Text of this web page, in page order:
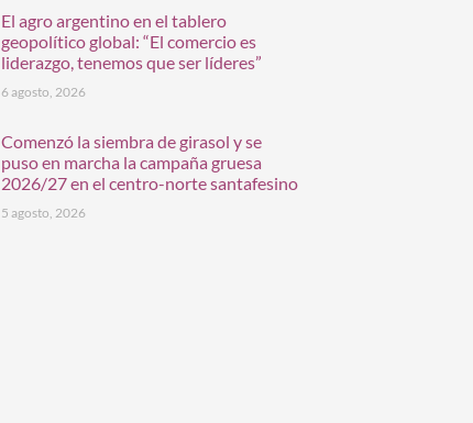
El agro argentino en el tablero
geopolítico global: “El comercio es
liderazgo, tenemos que ser líderes”
6 agosto, 2026
Comenzó la siembra de girasol y se
puso en marcha la campaña gruesa
2026/27 en el centro-norte santafesino
5 agosto, 2026